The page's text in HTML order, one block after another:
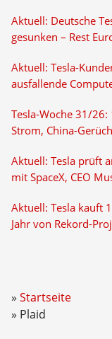
Aktuell: Deutsche
gesunken – Rest
Aktuell: Tesla-
ausfallende
Tesla-Woche 31/26:
Strom, China-
Aktuell: Tesla prüft
mit SpaceX, CEO
Aktuell: Tesla kauft
Jahr von Rekord-
Startseite
Plaid